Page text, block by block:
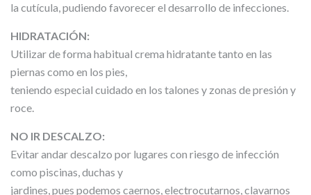
la cutícula, pudiendo favorecer el desarrollo de infecciones.
HIDRATACIÓN:
Utilizar de forma habitual crema hidratante tanto en las
piernas como en los pies,
teniendo especial cuidado en los talones y zonas de presión y
roce.
NO IR DESCALZO:
Evitar andar descalzo por lugares con riesgo de infección
como piscinas, duchas y
jardines, pues podemos caernos, electrocutarnos, clavarnos